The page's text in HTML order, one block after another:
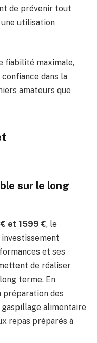
de prévenir tout
utilisation
fiabilité maximale,
dans la
amateurs que
sur le long
et 1599 €, le
et ses
de réaliser
terme. En
des
gaspillage alimentaire
repas préparés à